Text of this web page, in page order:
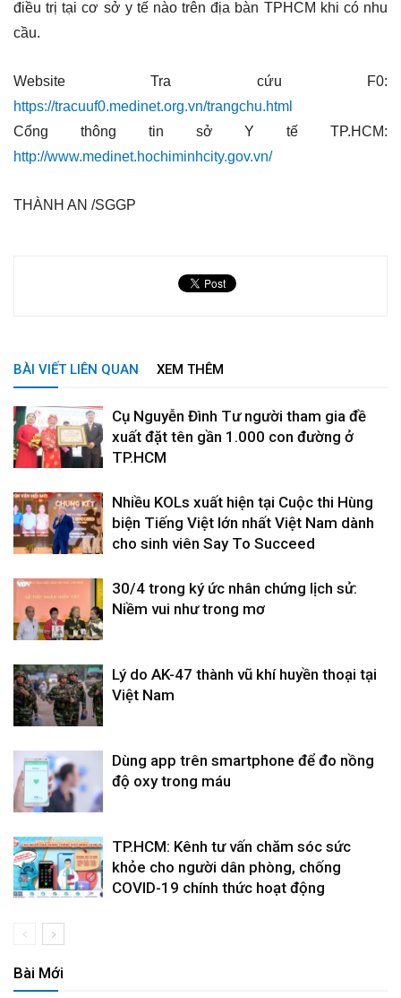
điều trị tại cơ sở y tế nào trên địa bàn TPHCM khi có nhu
cầu.
Website Tra cứu F0:
https://tracuuf0.medinet.org.vn/trangchu.html
Cổng thông tin sở Y tế TP.HCM:
http://www.medinet.hochiminhcity.gov.vn/
THÀNH AN /SGGP
BÀI VIẾT LIÊN QUAN XEM THÊM
Cụ Nguyễn Đình Tư người tham gia đề
xuất đặt tên gần 1.000 con đường ở
TP.HCM
Nhiều KOLs xuất hiện tại Cuộc thi Hùng
biện Tiếng Việt lớn nhất Việt Nam dành
cho sinh viên Say To Succeed
30/4 trong ký ức nhân chứng lịch sử:
Niềm vui như trong mơ
Lý do AK-47 thành vũ khí huyền thoại tại
Việt Nam
Dùng app trên smartphone để đo nồng
độ oxy trong máu
TP.HCM: Kênh tư vấn chăm sóc sức
khỏe cho người dân phòng, chống
COVID-19 chính thức hoạt động
Bài Mới